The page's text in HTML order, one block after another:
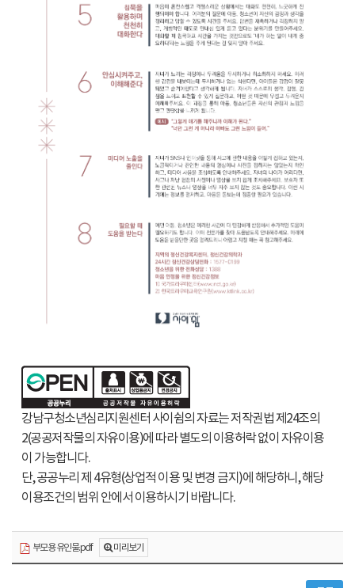
강남구청소년심리지원센터 사이쉼의 자료는 저작권법 제24조의
2(공공저작물의 자유이용)에 따라 별도의 이용허락 없이 자유이용
이 가능합니다.
단, 공공누리 제 4유형(상업적 이용 및 변경 금지)에 해당하니, 해당
이용조건의 범위 안에서 이용하시기 바랍니다.
부모용 유인물.pdf 미리보기